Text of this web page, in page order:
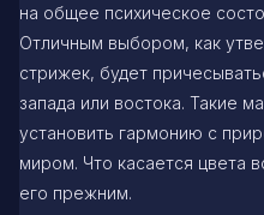
на общее психическое
Отличным выбором, как
стрижек, будет
запада или востока. Такие
установить гармонию с
миром. Что касается цвета
его прежним.